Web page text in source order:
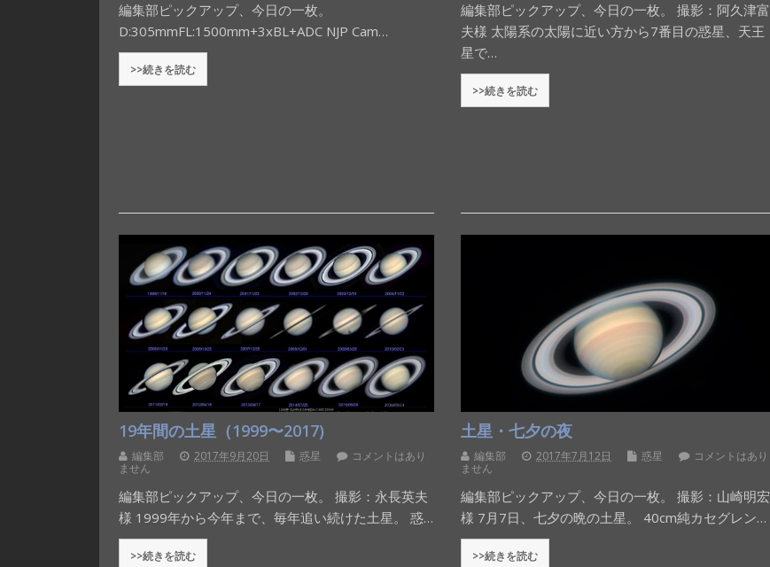
編集部ピックアップ、今日の一枚。
D:305mmFL:1500mm+3xBL+ADC NJP Cam…
>>続きを読む
編集部ピックアップ、今日の一枚。 撮影：阿久津富
夫様 太陽系の太陽に近い方から7番目の惑星、天王
星で…
>>続きを読む
19年間の土星（1999〜2017)
編集部 2017年9月20日 惑星
コメントはあり
ません
編集部ピックアップ、今日の一枚。 撮影：永長英夫
様 1999年から今年まで、毎年追い続けた土星。 惑…
>>続きを読む
土星・七夕の夜
編集部 2017年7月12日 惑星
コメントはあり
ません
編集部ピックアップ、今日の一枚。 撮影：山崎明宏
様 7月7日、七夕の晩の土星。 40cm純カセグレン…
>>続きを読む